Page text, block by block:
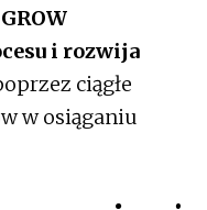
i rozwija
ciągłe
w osiąganiu